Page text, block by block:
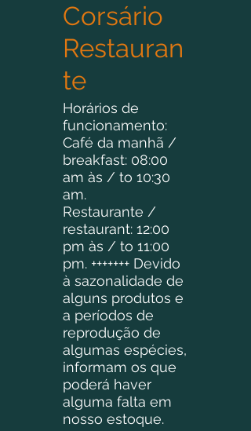
Corsário
Restauran
te
Horários de
funcionamento:
Café da manhã /
breakfast: 08:00
am às / to 10:30
am.
Restaurante /
restaurant: 12:00
pm às / to 11:00
pm. +++++++ Devido
à sazonalidade de
alguns produtos e
a períodos de
reprodução de
algumas espécies,
informam os que
poderá haver
alguma falta em
nosso estoque.